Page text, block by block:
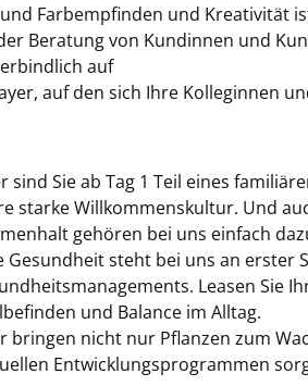
Farbempfinden und Kreativität
Beratung von Kundinnen und
auf
auf den sich Ihre Kolleginnen
sind Sie ab Tag 1 Teil eines
starke Willkommenskultur. Und
gehören bei uns einfach
Gesundheit steht bei uns an erster
Leasen Sie
und Balance im Alltag.
bringen nicht nur Pflanzen zum
Entwicklungsprogrammen